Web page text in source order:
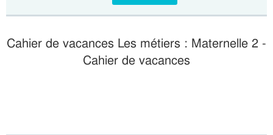
Cahier de vacances Les métiers : Maternelle 2 -
Cahier de vacances